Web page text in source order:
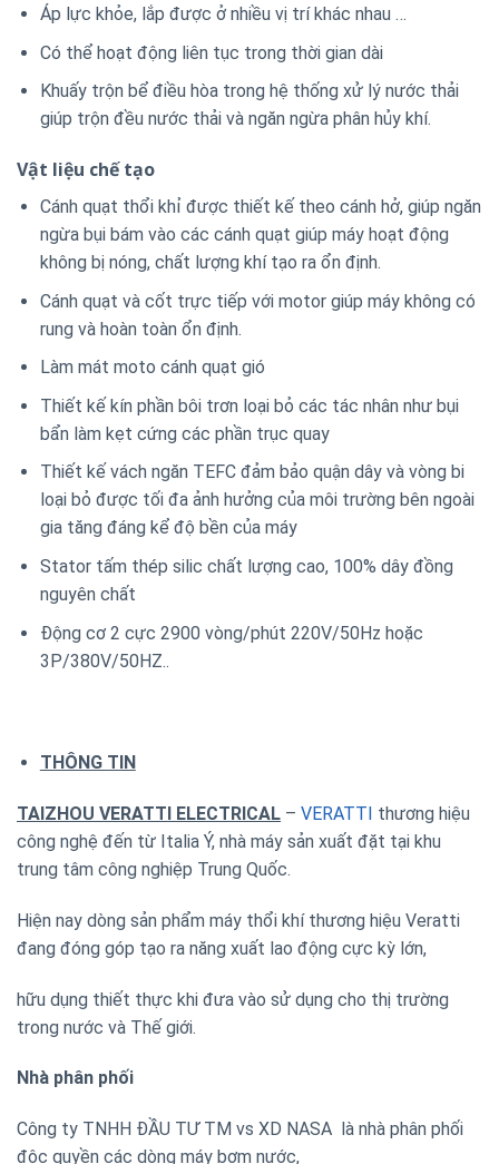
Áp lực khỏe, lắp được ở nhiều vị trí khác nhau …
Có thể hoạt động liên tục trong thời gian dài
Khuấy trộn bể điều hòa trong hệ thống xử lý nước thải
giúp trộn đều nước thải và ngăn ngừa phân hủy khí.
Vật liệu chế tạo
Cánh quạt thổi khỉ được thiết kế theo cánh hở, giúp ngăn
ngừa bụi bám vào các cánh quạt giúp máy hoạt động
không bị nóng, chất lượng khí tạo ra ổn định.
Cánh quạt và cốt trực tiếp với motor giúp máy không có
rung và hoàn toàn ổn định.
Làm mát moto cánh quạt gió
Thiết kế kín phần bôi trơn loại bỏ các tác nhân như bụi
bẩn làm kẹt cứng các phần trục quay
Thiết kế vách ngăn TEFC đảm bảo quận dây và vòng bi
loại bỏ được tối đa ảnh hưởng của môi trường bên ngoài
gia tăng đáng kể độ bền của máy
Stator tấm thép silic chất lượng cao, 100% dây đồng
nguyên chất
Động cơ 2 cực 2900 vòng/phút 220V/50Hz hoặc
3P/380V/50HZ..
THÔNG TIN
TAIZHOU VERATTI ELECTRICAL – VERATTI thương hiệu
công nghệ đến từ Italia Ý, nhà máy sản xuất đặt tại khu
trung tâm công nghiệp Trung Quốc.
Hiện nay dòng sản phẩm máy thổi khí thương hiệu Veratti
đang đóng góp tạo ra năng xuất lao động cực kỳ lớn,
hữu dụng thiết thực khi đưa vào sử dụng cho thị trường
trong nước và Thế giới.
Nhà phân phối
Công ty TNHH ĐẦU TƯ TM vs XD NASA là nhà phân phối
độc quyền các dòng máy bơm nước,